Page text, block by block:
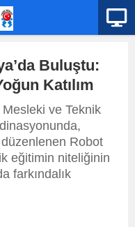
Buluştu:
Katılım
Mesleki ve Teknik
Robot
eğitimin niteliğinin
farkındalık